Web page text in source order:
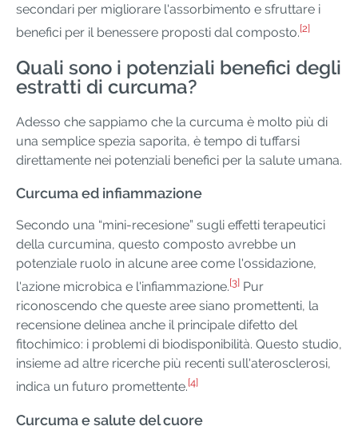
secondari per migliorare l'assorbimento e sfruttare i
benefici per il benessere proposti dal composto.[2]
Quali sono i potenziali benefici degli
estratti di curcuma?
Adesso che sappiamo che la curcuma è molto più di
una semplice spezia saporita, è tempo di tuffarsi
direttamente nei potenziali benefici per la salute umana.
Curcuma ed infiammazione
Secondo una “mini-recesione” sugli effetti terapeutici
della curcumina, questo composto avrebbe un
potenziale ruolo in alcune aree come l'ossidazione,
l'azione microbica e l'infiammazione.[3] Pur
riconoscendo che queste aree siano promettenti, la
recensione delinea anche il principale difetto del
fitochimico: i problemi di biodisponibilità. Questo studio,
insieme ad altre ricerche più recenti sull'aterosclerosi,
indica un futuro promettente.[4]
Curcuma e salute del cuore